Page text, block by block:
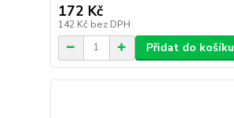
172 Kč
142 Kč bez DPH
Přidat do košíku